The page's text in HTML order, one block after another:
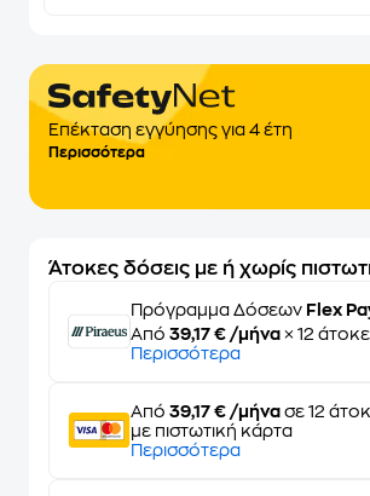
Επέκταση εγγύησης για 4 έτη
Περισσότερα
Άτοκες δόσεις με ή χωρίς
Πρόγραμμα Δόσεων Flex
Από 39,17 € /μήνα × 12
Περισσότερα
Από 39,17 € /μήνα σε 12
με πιστωτική κάρτα
Περισσότερα